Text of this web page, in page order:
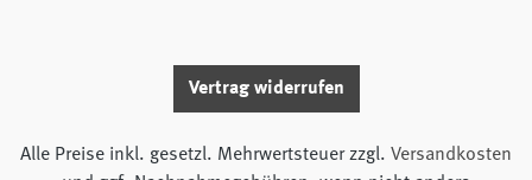
Vertrag widerrufen
Alle Preise inkl. gesetzl. Mehrwertsteuer zzgl. Versandkosten